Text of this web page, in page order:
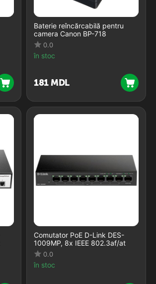
Baterie reîncărcabilă pentru
camera Canon BP-718
0.0
în stoc
‍181‍ MDL
Comutator PoE D-Link DES-
1009MP, 8x IEEE 802.3af/at
0.0
în stoc